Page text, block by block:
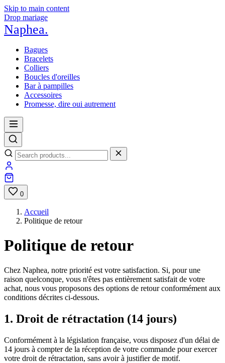
Skip to main content
Drop mariage
Naphea.
Bagues
Bracelets
Colliers
Boucles d'oreilles
Bar à pampilles
Accessoires
Promesse, dire oui autrement
0
Accueil
Politique de retour
Politique de retour
Chez Naphea, notre priorité est votre satisfaction. Si, pour une
raison quelconque, vous n'êtes pas entièrement satisfait de votre
achat, nous vous proposons des options de retour conformément aux
conditions décrites ci-dessous.
1. Droit de rétractation (14 jours)
Conformément à la législation française, vous disposez d'un délai de
14 jours à compter de la réception de votre commande pour exercer
votre droit de rétractation, sans avoir à justifier de motif.